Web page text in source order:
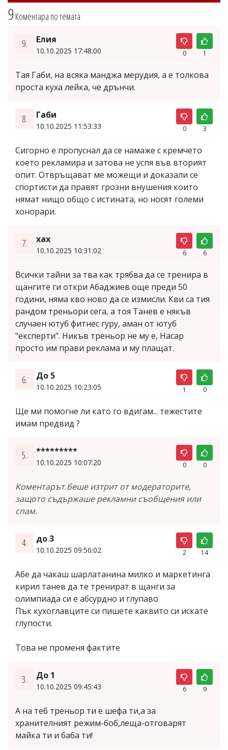
9Коментара по темата
9. Елия
10.10.2025 17:48:00 0 1
Тая Габи, на всяка манджа мерудия, а е толкова
проста куха лейка, че дрънчи.
8. Габи
10.10.2025 11:53:33 0 3
Сигорно е пропуснал да се намаже с кремчето
което рекламира и затова не успя във вторият
опит. Отвръщават ме можещи и доказали се
спортисти да правят грозни внушения които
нямат нищо общо с истината, но носят големи
хонорари.
7. хах
10.10.2025 10:31:02 6 6
Всички тайни за тва как трябва да се тренира в
щангите ги откри Абаджиев още преди 50
години, няма кво ново да се измисли. Кви са тия
рандом треньори сега, а тоя Танев е някъв
случаен ютуб фитнес гуру, аман от ютуб
"експерти". Никъв треньор не му е, Насар
просто им прави реклама и му плащат.
6. До 5
10.10.2025 10:23:05 1 0
Ще ми помогне ли като го вдигам... тежестите
имам предвид ?
5. *********
10.10.2025 10:07:20 0 0
Коментарът беше изтрит от модераторите,
защото съдържаше рекламни съобщения или
спам.
4. до 3
10.10.2025 09:50:02 2 14
Абе да чакаш шарлатанина милко и маркетинга
кирил танев да те тренират в щанги за
олимпиада си е абсурдно и глупаво
Пък кухоглавците си пишете каквито си искате
глупости.
Това не променя фактите
3. До 1
10.10.2025 09:45:43 6 9
А на теб треньор ти е шефа ти,а за
хранителният режим-боб,леща-отговарят
майка ти и баба ти!